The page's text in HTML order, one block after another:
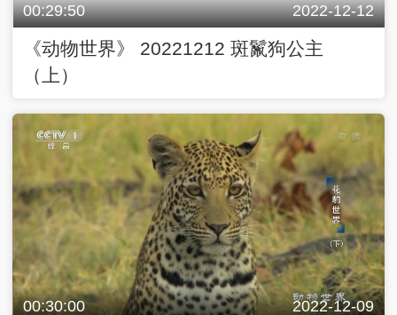
00:29:50 2022-12-12
《动物世界》 20221212 斑鬣狗公主
（上）
00:30:00 2022-12-09